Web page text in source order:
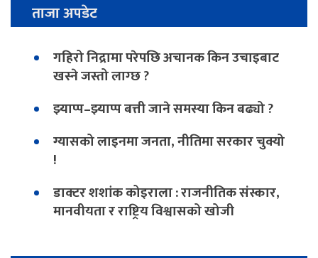
ताजा अपडेट
गहिरो निद्रामा परेपछि अचानक किन उचाइबाट
खस्ने जस्तो लाग्छ ?
झ्याप्प–झ्याप्प बत्ती जाने समस्या किन बढ्यो ?
ग्यासको लाइनमा जनता, नीतिमा सरकार चुक्यो
!
डाक्टर शशांक कोइराला : राजनीतिक संस्कार,
मानवीयता र राष्ट्रिय विश्वासको खोजी